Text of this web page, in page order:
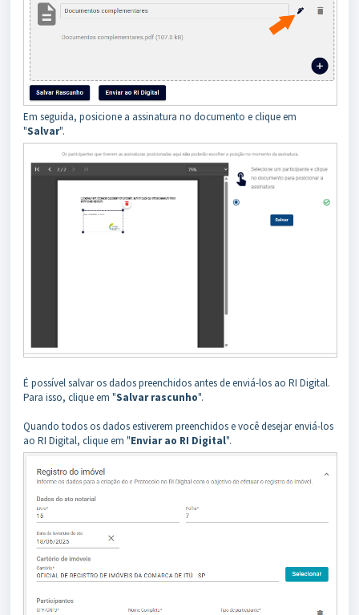
Em seguida, posicione a assinatura no documento e clique em
"Salvar".
É possível salvar os dados preenchidos antes de enviá-los ao RI Digital.
Para isso, clique em "Salvar rascunho".
Quando todos os dados estiverem preenchidos e você desejar enviá-los
ao RI Digital, clique em "Enviar ao RI Digital".